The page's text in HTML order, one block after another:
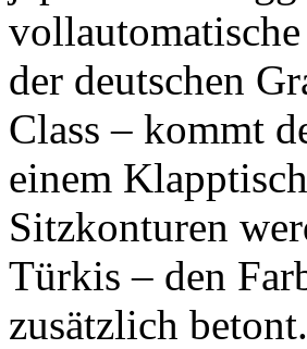
der deutschen
Class – kommt
einem
Sitzkonturen
Türkis – den
zusätzlich betont.